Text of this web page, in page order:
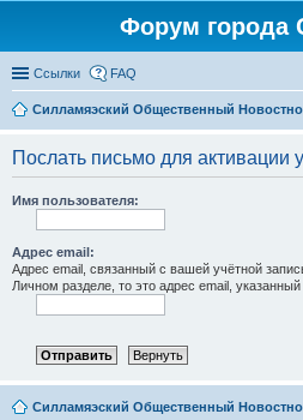
Форум города
Ссылки FAQ
Силламяэский Общественный
Послать письмо для активации
Имя пользователя:
Адрес email:
Адрес email, связанный с вашей учётной
Личном разделе, то это адрес email,
Силламяэский Общественный